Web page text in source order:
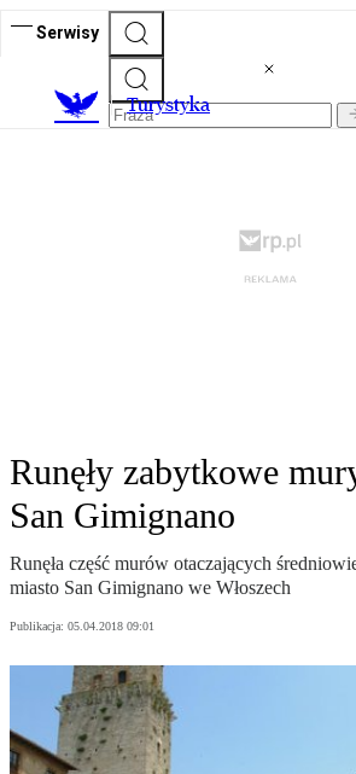
Serwisy
Turystyka
Runęły zabytkowe
San Gimignano
Runęła część murów otaczających
miasto San Gimignano we Włoszech
Publikacja: 05.04.2018 09:01